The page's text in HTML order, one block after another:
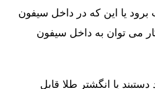
برود یا این که در داخل سیفون
می توان به داخل سیفون
یا انگشتر طلا قابل